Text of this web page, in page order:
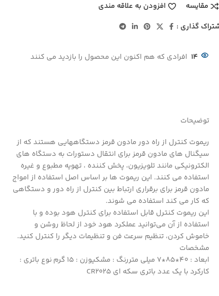
مقایسه
افزودن به علاقه مندی
گذاری :
14 افرادی که هم اکنون این محصول را بازدید می کنند
توضیحات
ریموت کنترل از راه دور مادون قرمز دستگاههایی هستند که از
سیگنال های مادون قرمز برای انتقال دستورات به دستگاه های
الکترونیکی مانند تلویزیون، پخش کننده ، تهویه مطبوع و غیره
استفاده می کنند. این ریموت ها بر اساس اصل استفاده از امواج
مادون قرمز برای برقراری ارتباط بین کنترل از راه دور و دستگاهی
که کار می کند استفاده می شوند.
این ریموت کنترل قابل استفاده برای کنترل هود بوده و با
استفاده از آن می‌توانید عملکرد هود خود از لحاظ روشن و
خاموش کردن، تنظیم سرعت فن و تنظیمات دیگر را کنترل کنید.
مشخصات
ابعاد : 40*85*7 میلی متررنگ : مشکیوزن : 15 گرم نوع باتری :
کارکرد با یک عدد باتری سکه ای CR2025